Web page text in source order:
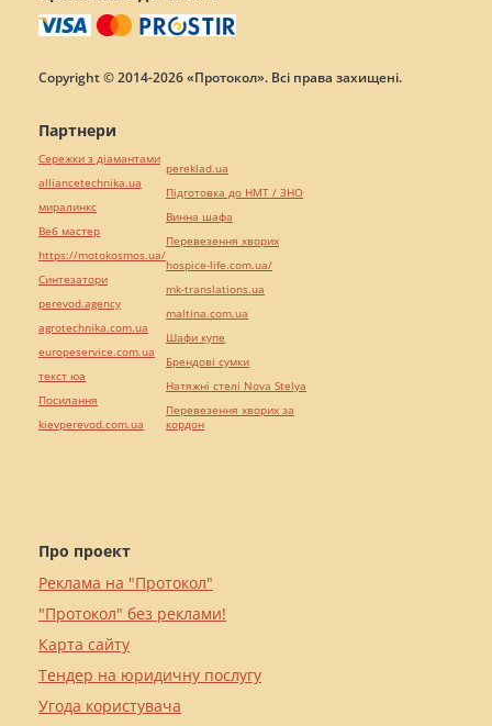
Copyright © 2014-2026 «Протокол». Всі права захищені.
Про проект
Реклама на "Протокол"
"Протокол" без реклами!
Карта сайту
Тендер на юридичну послугу
Угода користувача
Партнери
Сережки з діамантами
alliancetechnika.ua
миралинкс
Веб мастер
https://motokosmos.ua/
Синтезатори
perevod.agency
agrotechnika.com.ua
europeservice.com.ua
текст юа
Посилання
kievperevod.com.ua
pereklad.ua
Підготовка до НМТ / ЗНО
Винна шафа
Перевезення хворих
hospice-life.com.ua/
mk-translations.ua
maltina.com.ua
Шафи купе
Брендові сумки
Натяжні стелі Nova Stelya
Перевезення хворих за
кордон